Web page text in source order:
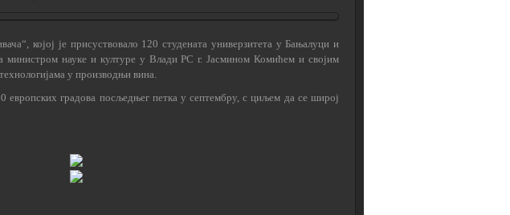
којој је присуствовало 120 студената универзитета у Бањалуци и
науке и културе у Влади РС г. Јасмином Комићем и својим
у производњи вина.
европских градова посљедњег петка у септембру, с циљем да се широј